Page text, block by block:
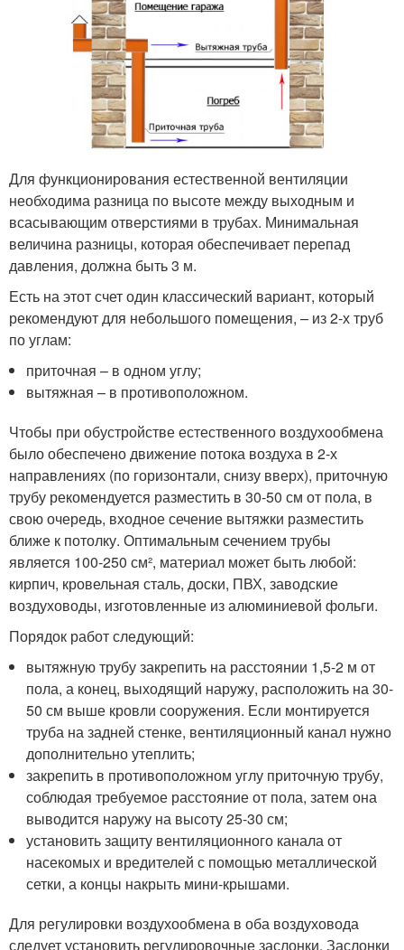
Для функционирования естественной вентиляции
необходима разница по высоте между выходным и
всасывающим отверстиями в трубах. Минимальная
величина разницы, которая обеспечивает перепад
давления, должна быть 3 м.
Есть на этот счет один классический вариант, который
рекомендуют для небольшого помещения, – из 2-х труб
по углам:
приточная – в одном углу;
вытяжная – в противоположном.
Чтобы при обустройстве естественного воздухообмена
было обеспечено движение потока воздуха в 2-х
направлениях (по горизонтали, снизу вверх), приточную
трубу рекомендуется разместить в 30-50 см от пола, в
свою очередь, входное сечение вытяжки разместить
ближе к потолку. Оптимальным сечением трубы
является 100-250 см², материал может быть любой:
кирпич, кровельная сталь, доски, ПВХ, заводские
воздуховоды, изготовленные из алюминиевой фольги.
Порядок работ следующий:
вытяжную трубу закрепить на расстоянии 1,5-2 м от
пола, а конец, выходящий наружу, расположить на 30-
50 см выше кровли сооружения. Если монтируется
труба на задней стенке, вентиляционный канал нужно
дополнительно утеплить;
закрепить в противоположном углу приточную трубу,
соблюдая требуемое расстояние от пола, затем она
выводится наружу на высоту 25-30 см;
установить защиту вентиляционного канала от
насекомых и вредителей с помощью металлической
сетки, а концы накрыть мини-крышами.
Для регулировки воздухообмена в оба воздуховода
следует установить регулировочные заслонки. Заслонки